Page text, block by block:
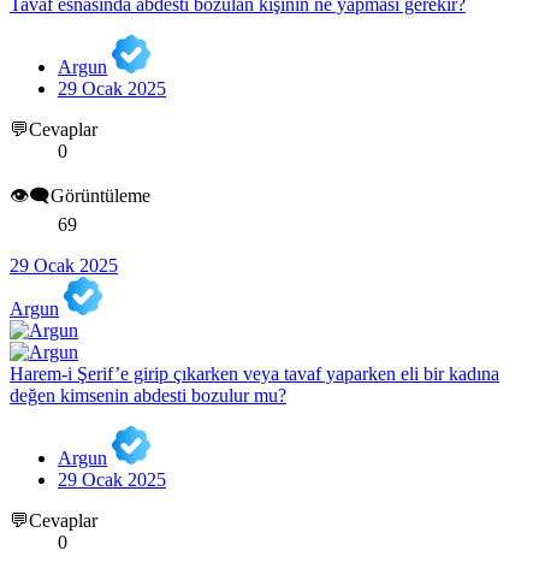
Tavaf esnasında abdesti bozulan kişinin ne yapması gerekir?
Argun
29 Ocak 2025
💬Cevaplar
0
👁️‍🗨️Görüntüleme
69
29 Ocak 2025
Argun
Harem-i Şerif’e girip çıkarken veya tavaf yaparken eli bir kadına
değen kimsenin abdesti bozulur mu?
Argun
29 Ocak 2025
💬Cevaplar
0